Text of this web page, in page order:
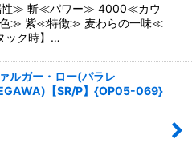
≫ 斬≪パワー≫ 4000≪カウ
≫ 紫≪特徴≫ 麦わらの一味≪
ック時】…
ルガー・ロー(パラレ
【SR/P】{OP05-069}